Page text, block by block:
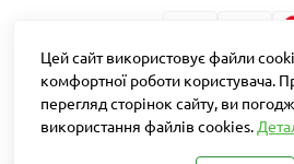
Розробник: Intent
Агро Рітейл ©
Цей сайт використовує файли
комфортної роботи користувача.
перегляд сторінок сайту, ви
використання файлів cookies.